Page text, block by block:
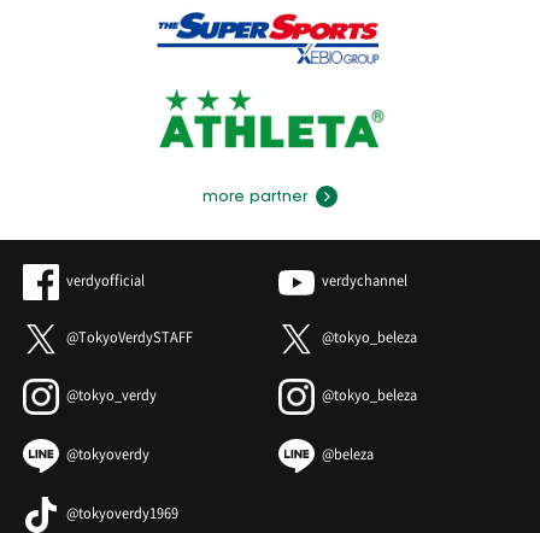
more partner
verdyofficial verdychannel
@TokyoVerdySTAFF @tokyo_beleza
@tokyo_verdy @tokyo_beleza
@tokyoverdy @beleza
@tokyoverdy1969